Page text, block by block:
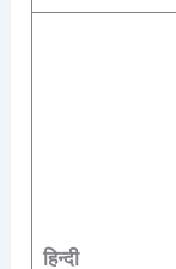
हिन्दी